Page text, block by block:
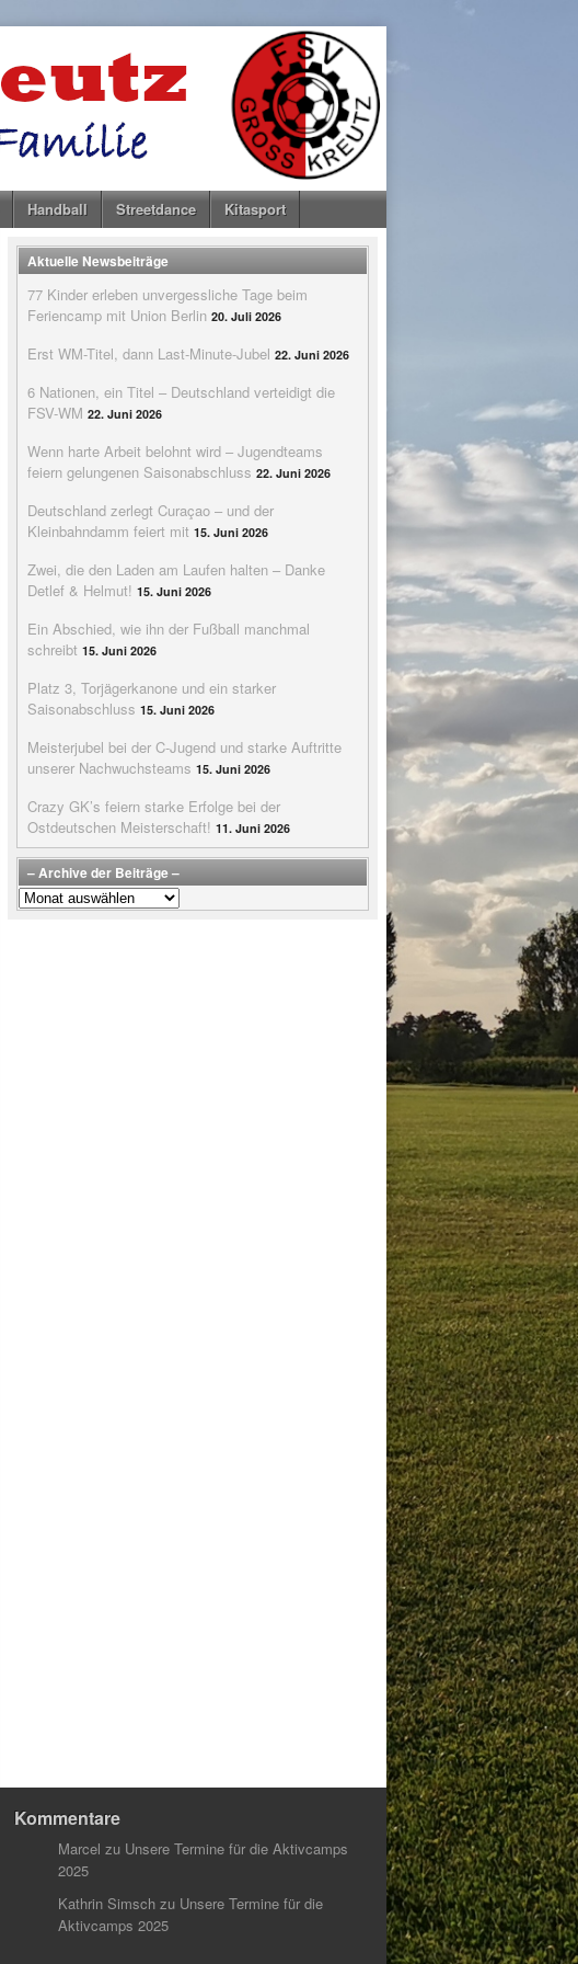
Handball Streetdance Kitasport
Aktuelle Newsbeiträge
77 Kinder erleben unvergessliche Tage beim
Feriencamp mit Union Berlin 20. Juli 2026
Erst WM-Titel, dann Last-Minute-Jubel 22. Juni 2026
6 Nationen, ein Titel – Deutschland verteidigt die
FSV-WM 22. Juni 2026
Wenn harte Arbeit belohnt wird – Jugendteams
feiern gelungenen Saisonabschluss 22. Juni 2026
Deutschland zerlegt Curaçao – und der
Kleinbahndamm feiert mit 15. Juni 2026
Zwei, die den Laden am Laufen halten – Danke
Detlef & Helmut! 15. Juni 2026
Ein Abschied, wie ihn der Fußball manchmal
schreibt 15. Juni 2026
Platz 3, Torjägerkanone und ein starker
Saisonabschluss 15. Juni 2026
Meisterjubel bei der C-Jugend und starke Auftritte
unserer Nachwuchsteams 15. Juni 2026
Crazy GK’s feiern starke Erfolge bei der
Ostdeutschen Meisterschaft! 11. Juni 2026
– Archive der Beiträge –
–
Archive
Kommentare
Marcel zu Unsere Termine für die Aktivcamps
2025
Kathrin Simsch zu Unsere Termine für die
Aktivcamps 2025